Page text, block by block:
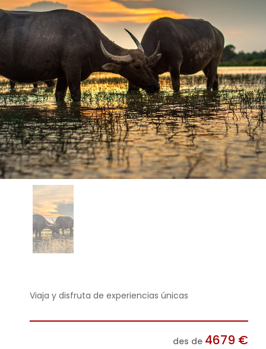
Viaja y disfruta de experiencias únicas
des de 4679 €